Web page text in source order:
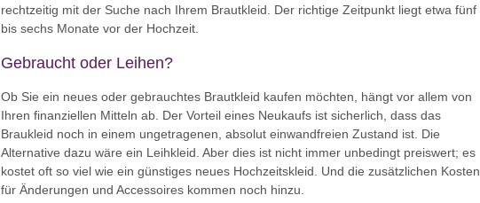
rechtzeitig mit der Suche nach Ihrem Brautkleid. Der richtige Zeitpunkt liegt etwa fünf
bis sechs Monate vor der Hochzeit.
Gebraucht oder Leihen?
Ob Sie ein neues oder gebrauchtes Brautkleid kaufen möchten, hängt vor allem von
Ihren finanziellen Mitteln ab. Der Vorteil eines Neukaufs ist sicherlich, dass das
Braukleid noch in einem ungetragenen, absolut einwandfreien Zustand ist. Die
Alternative dazu wäre ein Leihkleid. Aber dies ist nicht immer unbedingt preiswert; es
kostet oft so viel wie ein günstiges neues Hochzeitskleid. Und die zusätzlichen Kosten
für Änderungen und Accessoires kommen noch hinzu.